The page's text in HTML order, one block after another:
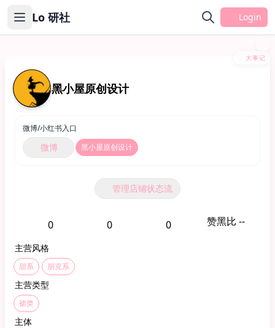
Lo 研社 Login
大事记
黑小屋原创设计
微博/小红书入口
微博 黑小屋原创设计
管理店铺状态流
0 0 0 赞黑比 --
主营风格
甜系 朋克系
主营类型
裙类
主体